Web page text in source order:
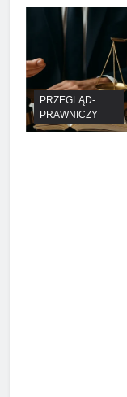
PRZEGLĄD-
PRAWNICZY